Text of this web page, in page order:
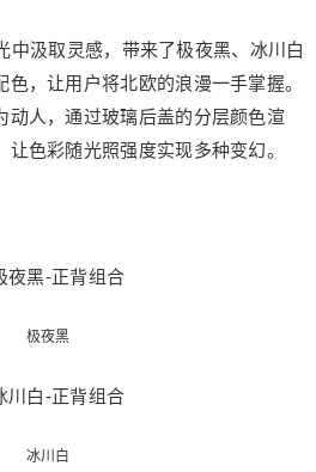
中汲取灵感，带来了极夜黑、冰川白
，让用户将北欧的浪漫一手掌握。
动人，通过玻璃后盖的分层颜色渲
色彩随光照强度实现多种变幻。
极夜黑
冰川白